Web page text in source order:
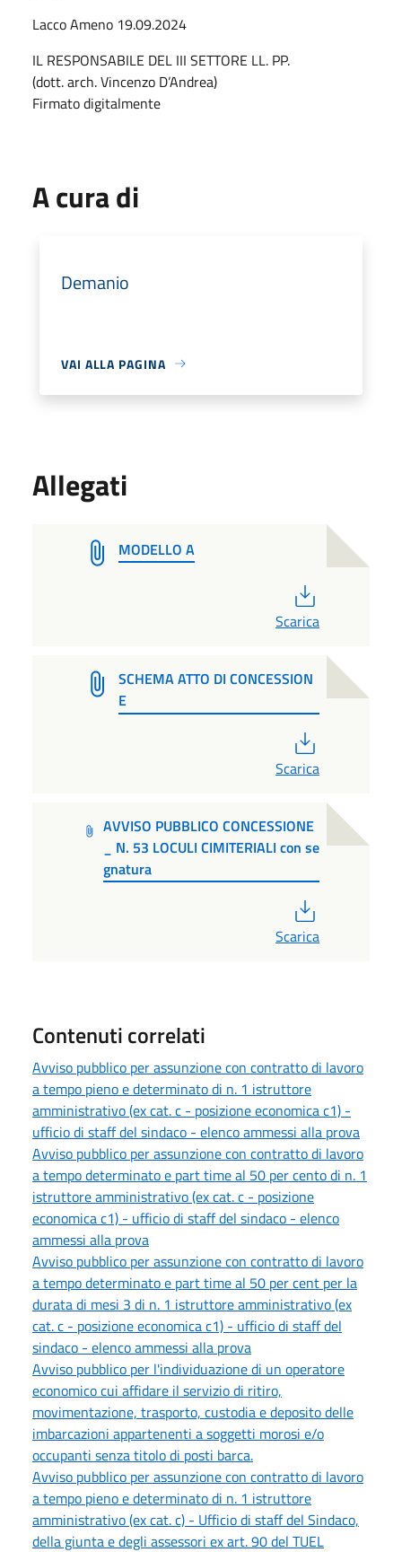
Lacco Ameno 19.09.2024
IL RESPONSABILE DEL III SETTORE LL. PP.
(dott. arch. Vincenzo D’Andrea)
Firmato digitalmente
A cura di
Demanio
VAI ALLA PAGINA
Allegati
MODELLO A
Scarica
SCHEMA ATTO DI CONCESSION
E
Scarica
AVVISO PUBBLICO CONCESSIONE
_ N. 53 LOCULI CIMITERIALI con se
gnatura
Scarica
Contenuti correlati
Avviso pubblico per assunzione con contratto di lavoro
a tempo pieno e determinato di n. 1 istruttore
amministrativo (ex cat. c - posizione economica c1) -
ufficio di staff del sindaco - elenco ammessi alla prova
Avviso pubblico per assunzione con contratto di lavoro
a tempo determinato e part time al 50 per cento di n. 1
istruttore amministrativo (ex cat. c - posizione
economica c1) - ufficio di staff del sindaco - elenco
ammessi alla prova
Avviso pubblico per assunzione con contratto di lavoro
a tempo determinato e part time al 50 per cent per la
durata di mesi 3 di n. 1 istruttore amministrativo (ex
cat. c - posizione economica c1) - ufficio di staff del
sindaco - elenco ammessi alla prova
Avviso pubblico per l'individuazione di un operatore
economico cui affidare il servizio di ritiro,
movimentazione, trasporto, custodia e deposito delle
imbarcazioni appartenenti a soggetti morosi e/o
occupanti senza titolo di posti barca.
Avviso pubblico per assunzione con contratto di lavoro
a tempo pieno e determinato di n. 1 istruttore
amministrativo (ex cat. c) - Ufficio di staff del Sindaco,
della giunta e degli assessori ex art. 90 del TUEL